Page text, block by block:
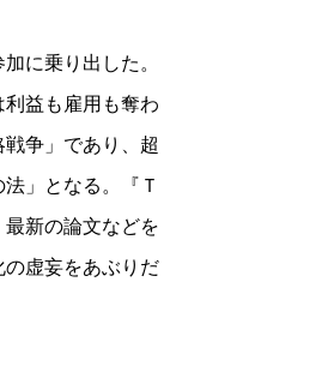
に乗り出した。
益も雇用も奪わ
争」であり、超
」となる。『Ｔ
新の論文などを
虚妄をあぶりだ